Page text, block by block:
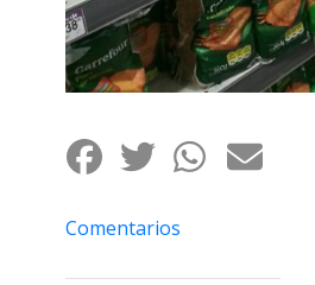
Fúnebres
Comentarios